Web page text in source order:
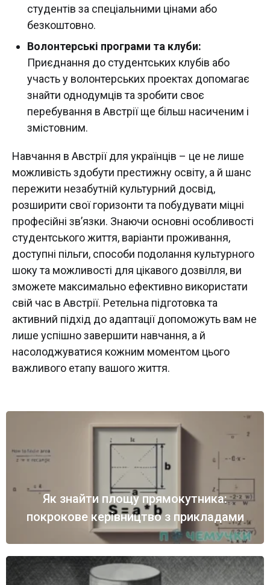
студентів за спеціальними цінами або
безкоштовно.
Волонтерські програми та клуби:
Приєднання до студентських клубів або
участь у волонтерських проектах допомагає
знайти однодумців та зробити своє
перебування в Австрії ще більш насиченим і
змістовним.
Навчання в Австрії для українців – це не лише
можливість здобути престижну освіту, а й шанс
пережити незабутній культурний досвід,
розширити свої горизонти та побудувати міцні
професійні зв’язки. Знаючи основні особливості
студентського життя, варіанти проживання,
доступні пільги, способи подолання культурного
шоку та можливості для цікавого дозвілля, ви
зможете максимально ефективно використати
свій час в Австрії. Ретельна підготовка та
активний підхід до адаптації допоможуть вам не
лише успішно завершити навчання, а й
насолоджуватися кожним моментом цього
важливого етапу вашого життя.
Як знайти площу прямокутника:
покрокове керівництво з прикладами